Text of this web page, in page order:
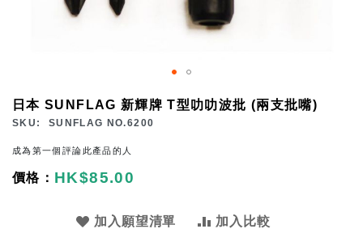
日本 SUNFLAG 新輝牌 T型叻叻波批 (兩支批嘴)
SKU SUNFLAG NO.6200
成為第一個評論此產品的人
HK$85.00
加入願望清單 加入比較
to
beginning
of